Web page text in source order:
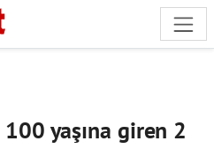
100 yaşına giren 2